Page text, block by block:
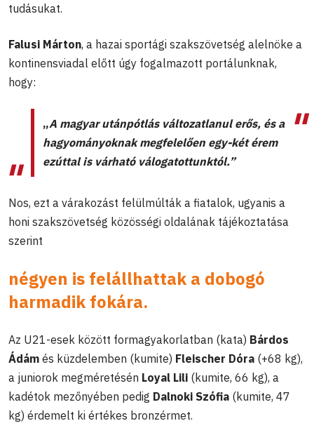
tudásukat.
Falusi Márton, a hazai sportági szakszövetség alelnöke a
kontinensviadal előtt úgy fogalmazott portálunknak,
hogy:
„A magyar utánpótlás változatlanul erős, és a
hagyományoknak megfelelően egy-két érem
ezúttal is várható válogatottunktól.”
Nos, ezt a várakozást felülmúlták a fiatalok, ugyanis a
honi szakszövetség közösségi oldalának tájékoztatása
szerint
négyen is felállhattak a dobogó
harmadik fokára.
Az U21-esek között formagyakorlatban (kata) Bárdos
Ádám és küzdelemben (kumite) Fleischer Dóra (+68 kg),
a juniorok megméretésén Loyal Lili (kumite, 66 kg), a
kadétok mezőnyében pedig Dalnoki Szófia (kumite, 47
kg) érdemelt ki értékes bronzérmet.